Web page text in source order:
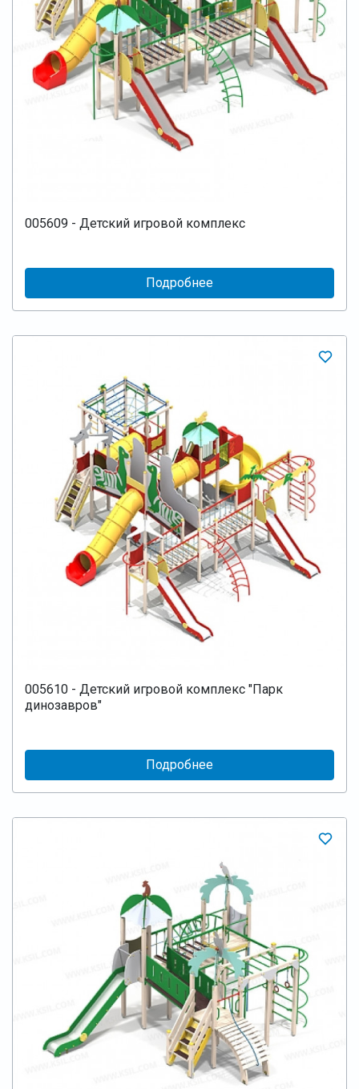
005609 - Детский игровой комплекс
Подробнее
005610 - Детский игровой комплекс "Парк
динозавров"
Подробнее